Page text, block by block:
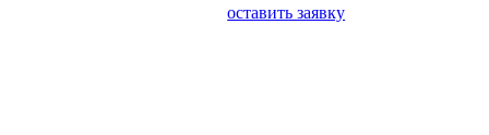
оставить заявку